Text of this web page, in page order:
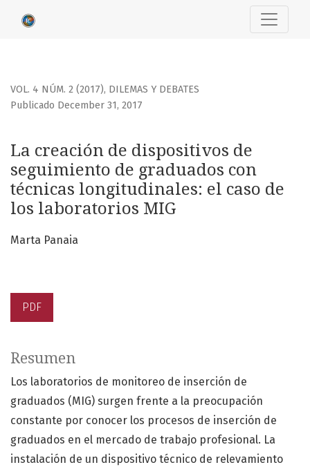
La creación de dispositivos de seguimiento de
VOL. 4 NÚM. 2 (2017), DILEMAS Y DEBATES
La creación de dispositivos de
seguimiento de graduados con
técnicas longitudinales: el caso de
los laboratorios MIG
Publicado December 31, 2017
Marta Panaia
PDF
Resumen
Los laboratorios de monitoreo de inserción de
graduados (MIG) surgen frente a la preocupación
constante por conocer los procesos de inserción de
graduados en el mercado de trabajo profesional. La
instalación de un dispositivo técnico de relevamiento